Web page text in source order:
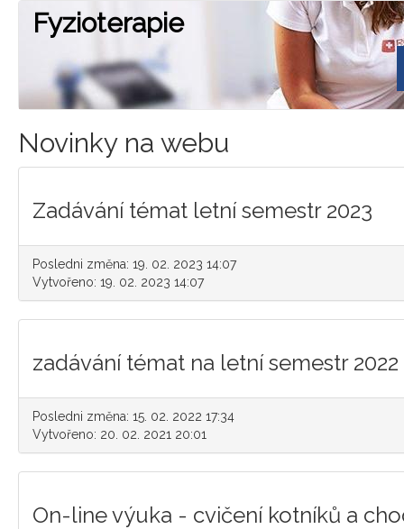
Fyzioterapie
Novinky na webu
Zadávání témat letní semestr 2023
Posledni změna: 19. 02. 2023 14:07
Vytvořeno: 19. 02. 2023 14:07
zadávání témat na letní semestr 2022
Posledni změna: 15. 02. 2022 17:34
Vytvořeno: 20. 02. 2021 20:01
On-line výuka - cvičení kotníků a